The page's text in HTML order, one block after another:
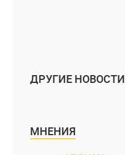
ДРУГИЕ НОВОСТИ
МНЕНИЯ